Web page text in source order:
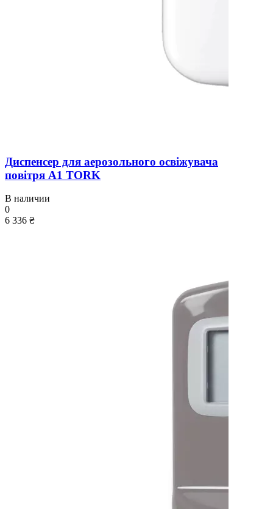
Диспенсер для аерозольного освіжувача
повітря A1 TORK
В наличии
0
6 336 ₴